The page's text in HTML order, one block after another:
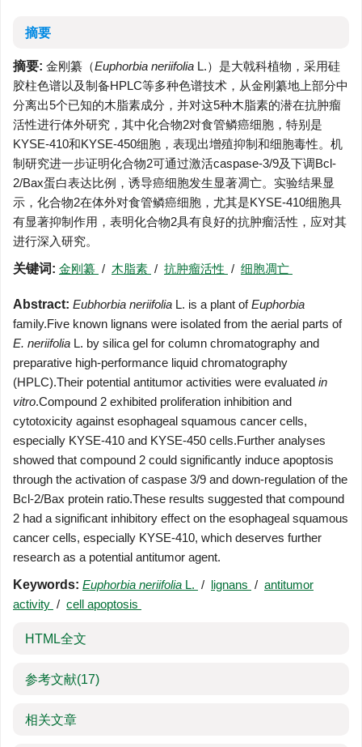
摘要
摘要: 金刚纂（Euphorbia neriifolia L.）是大戟科植物，采用硅
胶柱色谱以及制备HPLC等多种色谱技术，从金刚纂地上部分中
分离出5个已知的木脂素成分，并对这5种木脂素的潜在抗肿瘤
活性进行体外研究，其中化合物2对食管鳞癌细胞，特别是
KYSE-410和KYSE-450细胞，表现出增殖抑制和细胞毒性。机
制研究进一步证明化合物2可通过激活caspase-3/9及下调Bcl-
2/Bax蛋白表达比例，诱导癌细胞发生显著凋亡。实验结果显
示，化合物2在体外对食管鳞癌细胞，尤其是KYSE-410细胞具
有显著抑制作用，表明化合物2具有良好的抗肿瘤活性，应对其
进行深入研究。
关键词: 金刚纂 / 木脂素 / 抗肿瘤活性 / 细胞凋亡
Abstract: Eubhorbia neriifolia L. is a plant ofEuphorbia
family.Five known lignans were isolated from the aerial parts of
E. neriifolia L. by silica gel for column chromatography and
preparative high-performance liquid chromatography
(HPLC).Their potential antitumor activities were evaluated in
vitro.Compound 2 exhibited proliferation inhibition and
cytotoxicity against esophageal squamous cancer cells,
especially KYSE-410 and KYSE-450 cells.Further analyses
showed that compound 2 could significantly induce apoptosis
through the activation of caspase 3/9 and down-regulation of the
Bcl-2/Bax protein ratio.These results suggested that compound
2 had a significant inhibitory effect on the esophageal squamous
cancer cells, especially KYSE-410, which deserves further
research as a potential antitumor agent.
Keywords: Euphorbia neriifolia L. / lignans / antitumor
activity / cell apoptosis
HTML全文
参考文献(17)
相关文章